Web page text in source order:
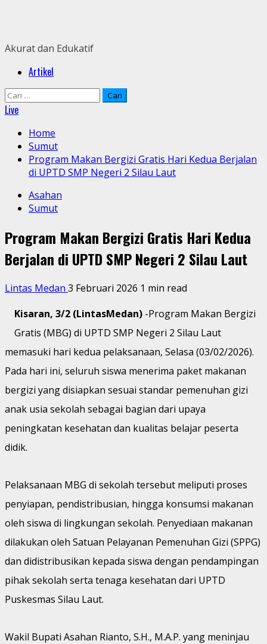
Akurat dan Edukatif
PrimaryArtikel
Cari
untuk:
Live
Home
Sumut
Program Makan Bergizi Gratis Hari Kedua Berjalan
di UPTD SMP Negeri 2 Silau Laut
Asahan
Sumut
Program Makan Bergizi Gratis Hari Kedua
Berjalan di UPTD SMP Negeri 2 Silau Laut
Lintas Medan 3 Februari 2026 1 min read
Kisaran, 3/2 (LintasMedan) -Program Makan Bergizi
Gratis (MBG) di UPTD SMP Negeri 2 Silau Laut
memasuki hari kedua pelaksanaan, Selasa (03/02/2026).
Pada hari ini, seluruh siswa menerima paket makanan
bergizi yang disiapkan sesuai standar pemenuhan gizi
anak usia sekolah sebagai bagian dari upaya
peningkatan kesehatan dan kualitas belajar peserta
didik.
Pelaksanaan MBG di sekolah tersebut meliputi proses
penyiapan, pendistribusian, hingga konsumsi makanan
oleh siswa di lingkungan sekolah. Penyediaan makanan
dilakukan oleh Satuan Pelayanan Pemenuhan Gizi (SPPG)
dan didistribusikan kepada siswa dengan pendampingan
pihak sekolah serta tenaga kesehatan dari UPTD
Puskesmas Silau Laut.
Wakil Bupati Asahan Rianto, S.H., M.A.P. yang meninjau